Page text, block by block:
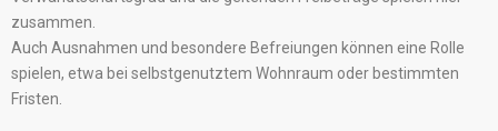
zusammen.
Auch Ausnahmen und besondere Befreiungen können eine Rolle
spielen, etwa bei selbstgenutztem Wohnraum oder bestimmten
Fristen.